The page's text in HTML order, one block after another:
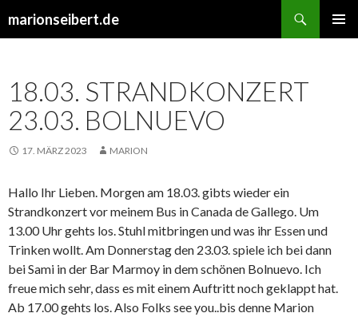
marionseibert.de
18.03. STRANDKONZERT
23.03. BOLNUEVO
17. MÄRZ 2023 MARION
Hallo Ihr Lieben. Morgen am 18.03. gibts wieder ein
Strandkonzert vor meinem Bus in Canada de Gallego. Um
13.00 Uhr gehts los. Stuhl mitbringen und was ihr Essen und
Trinken wollt. Am Donnerstag den 23.03. spiele ich bei dann
bei Sami in der Bar Marmoy in dem schönen Bolnuevo. Ich
freue mich sehr, dass es mit einem Auftritt noch geklappt hat.
Ab 17.00 gehts los. Also Folks see you..bis denne Marion